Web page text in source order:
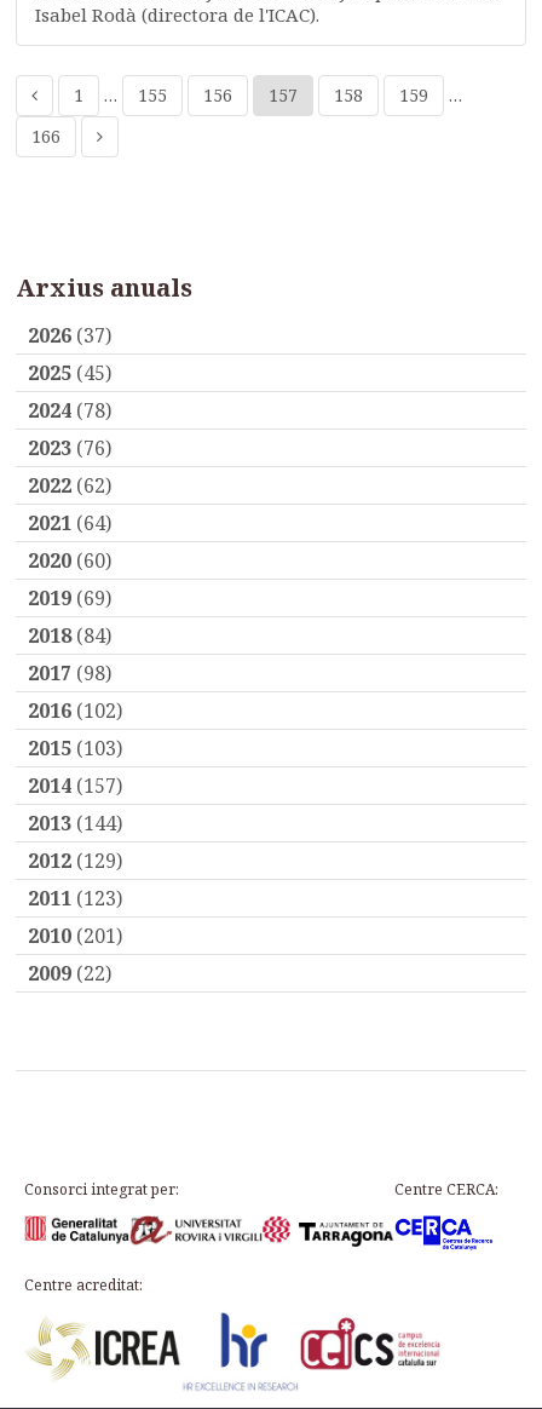
Isabel Rodà (directora de l'ICAC).
1 … 155 156 157 158 159
…
166
Arxius anuals
2026 (37)
2025 (45)
2024 (78)
2023 (76)
2022 (62)
2021 (64)
2020 (60)
2019 (69)
2018(84)
2017 (98)
2016 (102)
2015 (103)
2014 (157)
2013 (144)
2012 (129)
2011 (123)
2010 (201)
2009 (22)
Consorci integrat per: Centre CERCA:
Centre acreditat: